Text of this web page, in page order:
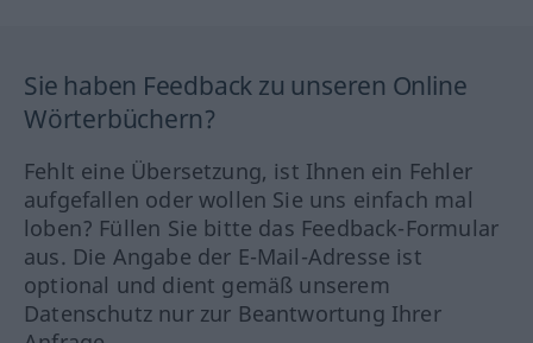
Sie haben Feedback zu unseren Online
Wörterbüchern?
Fehlt eine Übersetzung, ist Ihnen ein Fehler
aufgefallen oder wollen Sie uns einfach mal
loben? Füllen Sie bitte das Feedback-Formular
aus. Die Angabe der E-Mail-Adresse ist
optional und dient gemäß unserem
Datenschutz nur zur Beantwortung Ihrer